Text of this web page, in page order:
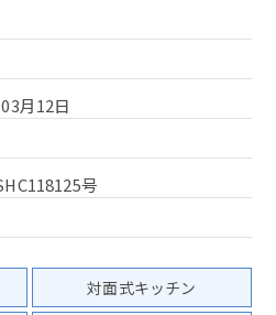
月12日
号
対面式キッチン